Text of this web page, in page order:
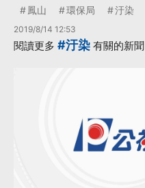
鳳山 環保局 汙染
2019/8/14 12:53
閱讀更多 #汙染 有關的新聞